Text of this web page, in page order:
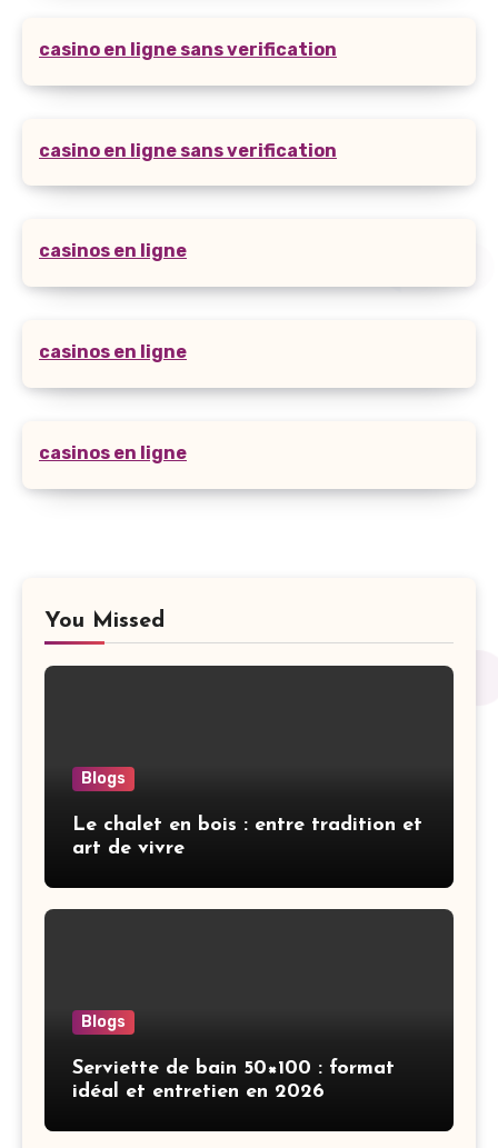
casino en ligne sans verification
casino en ligne sans verification
casinos en ligne
casinos en ligne
casinos en ligne
You Missed
Blogs
Le chalet en bois : entre tradition et
art de vivre
Blogs
Serviette de bain 50×100 : format
idéal et entretien en 2026